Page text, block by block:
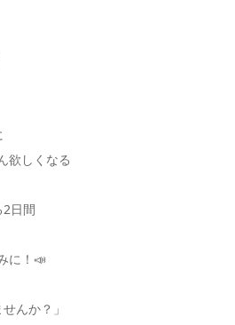
欲しくなる
日間
に！📣
んか？」